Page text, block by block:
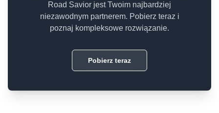
Road Savior jest Twoim najbardziej
niezawodnym partnerem. Pobierz teraz i
poznaj kompleksowe rozwiązanie.
Pobierz teraz